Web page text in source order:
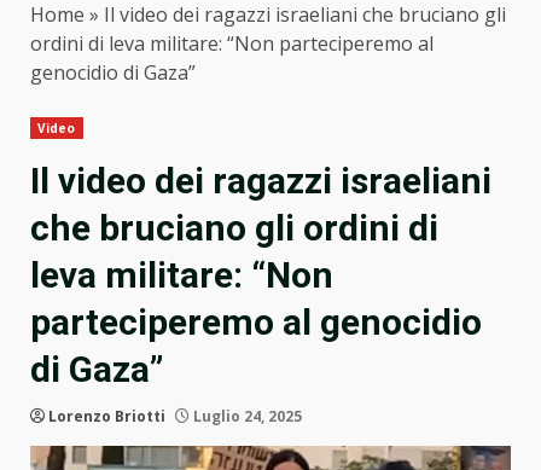
Home » Il video dei ragazzi israeliani che bruciano gli
ordini di leva militare: “Non parteciperemo al
genocidio di Gaza”
Video
Il video dei ragazzi israeliani
che bruciano gli ordini di
leva militare: “Non
parteciperemo al genocidio
di Gaza”
Lorenzo Briotti Luglio 24, 2025